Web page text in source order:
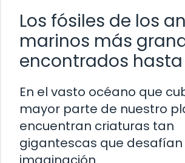
Los fósiles de los
marinos más
encontrados
En el vasto océano que
mayor parte de nuestro
encuentran criaturas tan
gigantescas que desafían